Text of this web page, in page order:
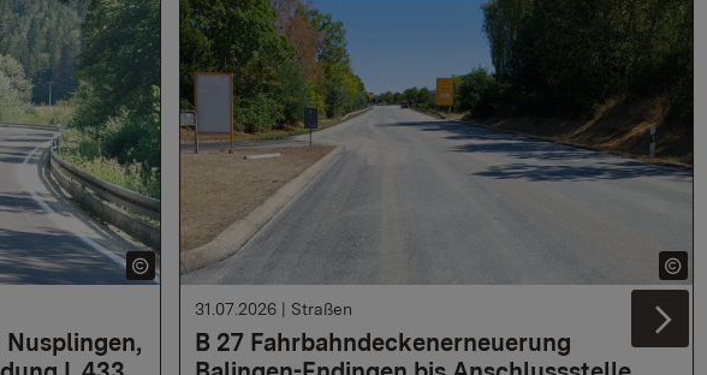
Nusplingen,
B 27 Fahrbahndeckenerneuerung
31.07.2026 | Straßen